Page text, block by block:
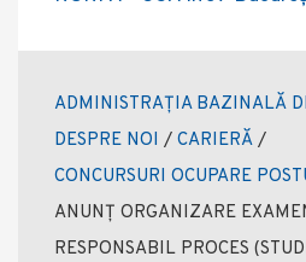
ADMINISTRAȚIA BAZINALĂ
DESPRE NOI / CARIERĂ /
CONCURSURI OCUPARE
ANUNȚ ORGANIZARE
RESPONSABIL PROCES